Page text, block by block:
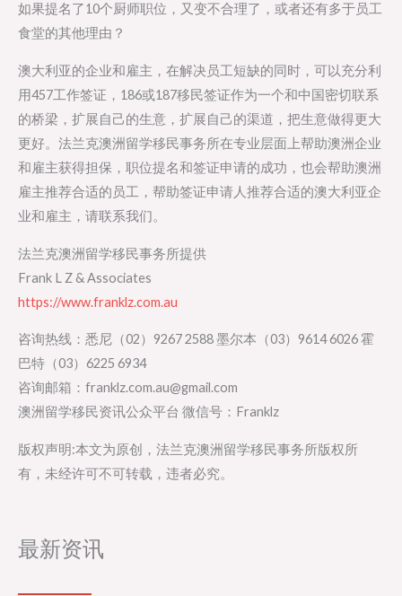
如果提名了10个厨师职位，又变不合理了，或者还有多于员工
食堂的其他理由？
澳大利亚的企业和雇主，在解决员工短缺的同时，可以充分利
用457工作签证，186或187移民签证作为一个和中国密切联系
的桥梁，扩展自己的生意，扩展自己的渠道，把生意做得更大
更好。法兰克澳洲留学移民事务所在专业层面上帮助澳洲企业
和雇主获得担保，职位提名和签证申请的成功，也会帮助澳洲
雇主推荐合适的员工，帮助签证申请人推荐合适的澳大利亚企
业和雇主，请联系我们。
法兰克澳洲留学移民事务所提供
Frank L Z & Associates
https://www.franklz.com.au
咨询热线：悉尼（02）9267 2588 墨尔本（03）9614 6026 霍
巴特（03）6225 6934
咨询邮箱：franklz.com.au@gmail.com
澳洲留学移民资讯公众平台 微信号：Franklz
版权声明:本文为原创，法兰克澳洲留学移民事务所版权所
有，未经许可不可转载，违者必究。
最新资讯